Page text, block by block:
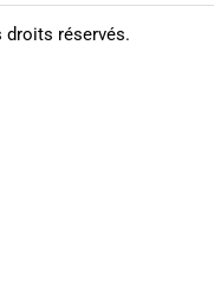
droits réservés.